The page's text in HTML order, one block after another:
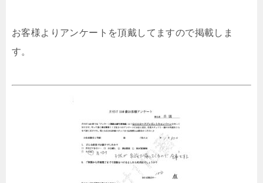
お客様よりアンケートを頂戴してますので掲載しま
す。